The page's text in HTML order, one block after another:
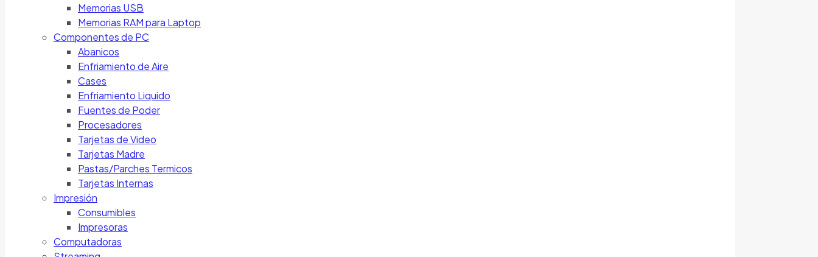
Memorias USB
Memorias RAM para Laptop
Componentes de PC
Abanicos
Enfriamiento de Aire
Cases
Enfriamiento Liquido
Fuentes de Poder
Procesadores
Tarjetas de Video
Tarjetas Madre
Pastas/Parches Termicos
Tarjetas Internas
Impresión
Consumibles
Impresoras
Computadoras